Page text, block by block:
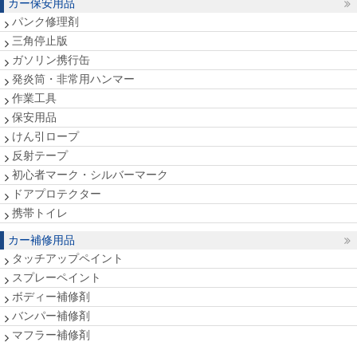
カー保安用品
パンク修理剤
三角停止版
ガソリン携行缶
発炎筒・非常用ハンマー
作業工具
保安用品
けん引ロープ
反射テープ
初心者マーク・シルバーマーク
ドアプロテクター
携帯トイレ
カー補修用品
タッチアップペイント
スプレーペイント
ボディー補修剤
バンパー補修剤
マフラー補修剤